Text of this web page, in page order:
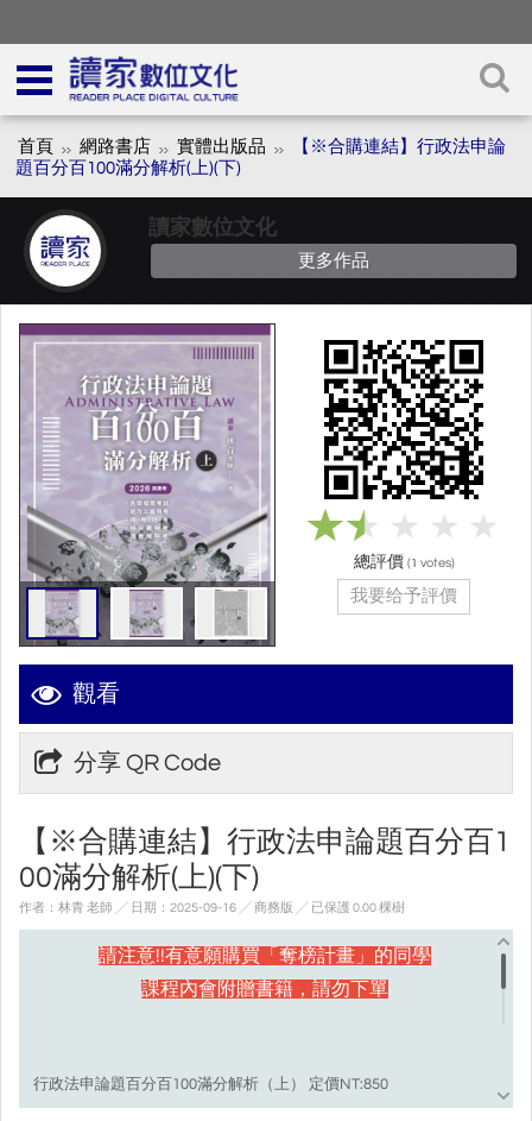
首頁 網路書店 實體出版品
【※合購連結】行政法申論
題百分百100滿分解析(上)(下)
讀家數位文化
更多作品
觀看
分享 QR Code
【※合購連結】行政法申論題百分百1
00滿分解析(上)(下)
作者：林青 老師 ╱ 日期：2025-09-16 ╱ 商務版 ╱ 已保護 0.00 棵樹
請注意!!有意願購買「奪榜計畫」的同學
課程內會附贈書籍，請勿下單
行政法申論題百分百100滿分解析（上） 定價NT:850
總評價 (1 votes)
我要给予評價